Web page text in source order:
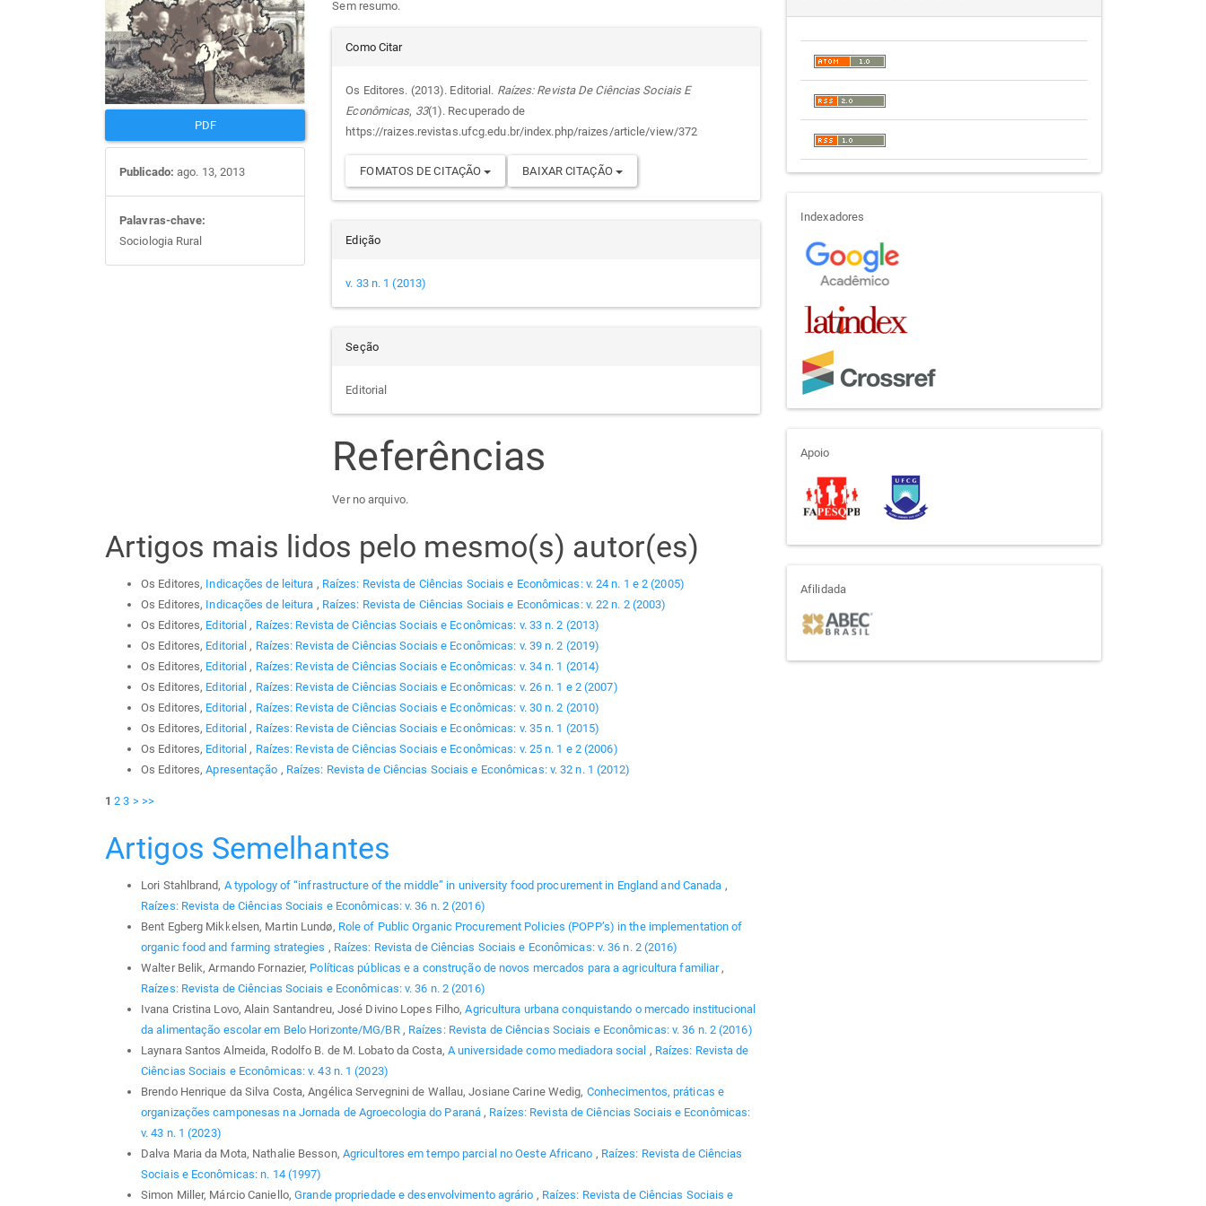
artigos
PDF
Publicado: ago. 13, 2013
Palavras-chave:
Sociologia Rural
principal
Sem resumo.
Detalhes
do
artigo
Como Citar
Os Editores. (2013). Editorial. Raízes: Revista De Ciências Sociais E
Econômicas, 33(1). Recuperado de
https://raizes.revistas.ufcg.edu.br/index.php/raizes/article/view/372
FOMATOS DE CITAÇÃO BAIXAR CITAÇÃO
Edição
v. 33 n. 1 (2013)
Seção
Editorial
Referências
Ver no arquivo.
Artigos mais lidos pelo mesmo(s) autor(es)
Os Editores, Indicações de leitura , Raízes: Revista de Ciências Sociais e Econômicas: v. 24 n. 1 e 2 (2005)
Os Editores, Indicações de leitura , Raízes: Revista de Ciências Sociais e Econômicas: v. 22 n. 2 (2003)
Os Editores, Editorial, Raízes: Revista de Ciências Sociais e Econômicas: v. 33 n. 2 (2013)
Os Editores, Editorial, Raízes: Revista de Ciências Sociais e Econômicas: v. 39 n. 2 (2019)
Os Editores, Editorial, Raízes: Revista de Ciências Sociais e Econômicas: v. 34 n. 1 (2014)
Os Editores, Editorial, Raízes: Revista de Ciências Sociais e Econômicas: v. 26 n. 1 e 2 (2007)
Os Editores, Editorial, Raízes: Revista de Ciências Sociais e Econômicas: v. 30 n. 2 (2010)
Os Editores, Editorial, Raízes: Revista de Ciências Sociais e Econômicas: v. 35 n. 1 (2015)
Os Editores, Editorial, Raízes: Revista de Ciências Sociais e Econômicas: v. 25 n. 1 e 2 (2006)
Os Editores,Apresentação , Raízes: Revista de Ciências Sociais e Econômicas: v. 32 n. 1 (2012)
1 2 3 > >>
Artigos Semelhantes
Lori Stahlbrand, A typology of “infrastructure of the middle” in university food procurement in England and Canada ,
Raízes: Revista de Ciências Sociais e Econômicas: v. 36 n. 2 (2016)
Bent Egberg Mikkelsen, Martin Lundø, Role of Public Organic Procurement Policies (POPP’s) in the implementation of
organic food and farming strategies , Raízes: Revista de Ciências Sociais e Econômicas: v. 36 n. 2 (2016)
Walter Belik, Armando Fornazier, Políticas públicas e a construção de novos mercados para a agricultura familiar,
Raízes: Revista de Ciências Sociais e Econômicas: v. 36 n. 2 (2016)
Ivana Cristina Lovo, Alain Santandreu, José Divino Lopes Filho,Agricultura urbana conquistando o mercado institucional
da alimentação escolar em Belo Horizonte/MG/BR , Raízes: Revista de Ciências Sociais e Econômicas: v. 36 n. 2 (2016)
Laynara Santos Almeida, Rodolfo B. de M. Lobato da Costa, A universidade como mediadora social , Raízes: Revista de
Ciências Sociais e Econômicas: v. 43 n. 1 (2023)
Brendo Henrique da Silva Costa, Angélica Servegnini de Wallau, Josiane Carine Wedig, Conhecimentos, práticas e
organizações camponesas na Jornada de Agroecologia do Paraná, Raízes: Revista de Ciências Sociais e Econômicas:
v. 43 n. 1 (2023)
Dalva Maria da Mota, Nathalie Besson, Agricultores em tempo parcial no Oeste Africano , Raízes: Revista de Ciências
Sociais e Econômicas: n. 14 (1997)
Simon Miller, Márcio Caniello,Grande propriedade e desenvolvimento agrário , Raízes: Revista de Ciências Sociais e
indexadores
Indexadores
apoio
Apoio
afiliada
Afilidada